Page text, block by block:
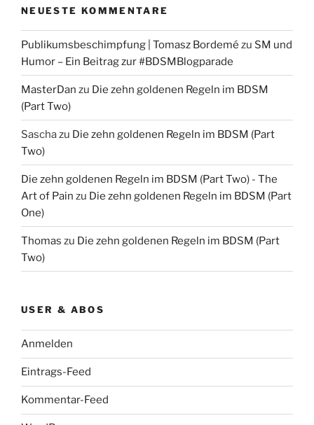
NEUESTE KOMMENTARE
Publikumsbeschimpfung | Tomasz Bordemé zu SM und
Humor – Ein Beitrag zur #BDSMBlogparade
MasterDan zu Die zehn goldenen Regeln im BDSM
(Part Two)
Saschazu Die zehn goldenen Regeln im BDSM (Part
Two)
Die zehn goldenen Regeln im BDSM (Part Two) - The
Art of Pain zu Die zehn goldenen Regeln im BDSM (Part
One)
Thomas zu Die zehn goldenen Regeln im BDSM (Part
Two)
USER & ABOS
Anmelden
Eintrags-Feed
Kommentar-Feed